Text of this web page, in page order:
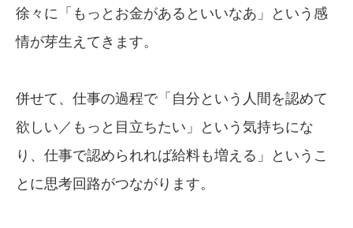
徐々に「もっとお金があるといいなあ」という感
情が芽生えてきます。
併せて、仕事の過程で「自分という人間を認めて
欲しい／もっと目立ちたい」という気持ちにな
り、仕事で認められれば給料も増える」というこ
とに思考回路がつながります。